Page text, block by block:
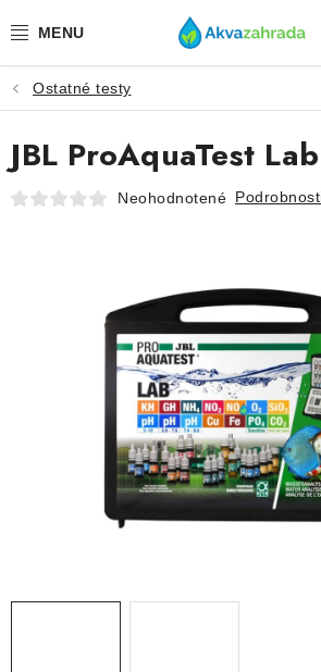
na
TECHNIKA
HNOJIVÁ
VODA
KRMIVÁ A VITAMÍNY
ŽIVOČÍCHY
Ostatné testy
JBL ProAquaTest Lab
Neohodnotené